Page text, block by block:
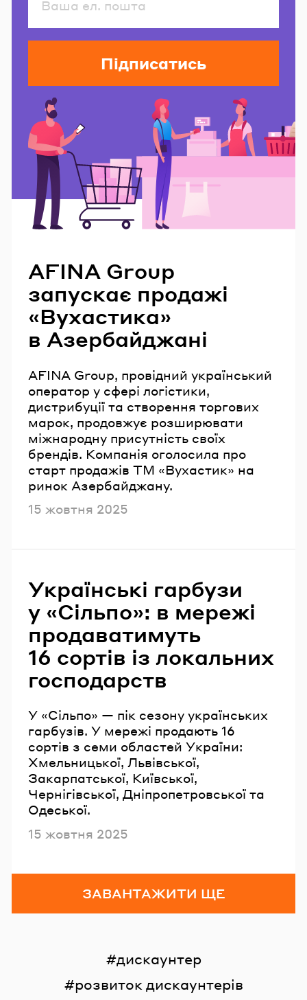
Підписатись
AFINA Group
запускає продажі
«Вухастика»
в Азербайджані
AFINA Group, провідний український
оператор у сфері логістики,
дистрибуції та створення торгових
марок, продовжує розширювати
міжнародну присутність своїх
брендів. Компанія оголосила про
старт продажів ТМ «Вухастик» на
ринок Азербайджану.
Опубліковано
15 жовтня 2025
Українські гарбузи
у «Сільпо»: в мережі
продаватимуть
16 сортів із локальних
господарств
У «Сільпо» — пік сезону українських
гарбузів. У мережі продають 16
сортів з семи областей України:
Хмельницької, Львівської,
Закарпатської, Київської,
Чернігівської, Дніпропетровської та
Одеської.
Опубліковано
15 жовтня 2025
ЗАВАНТАЖИТИ ЩЕ
дискаунтер
розвиток дискаунтерів